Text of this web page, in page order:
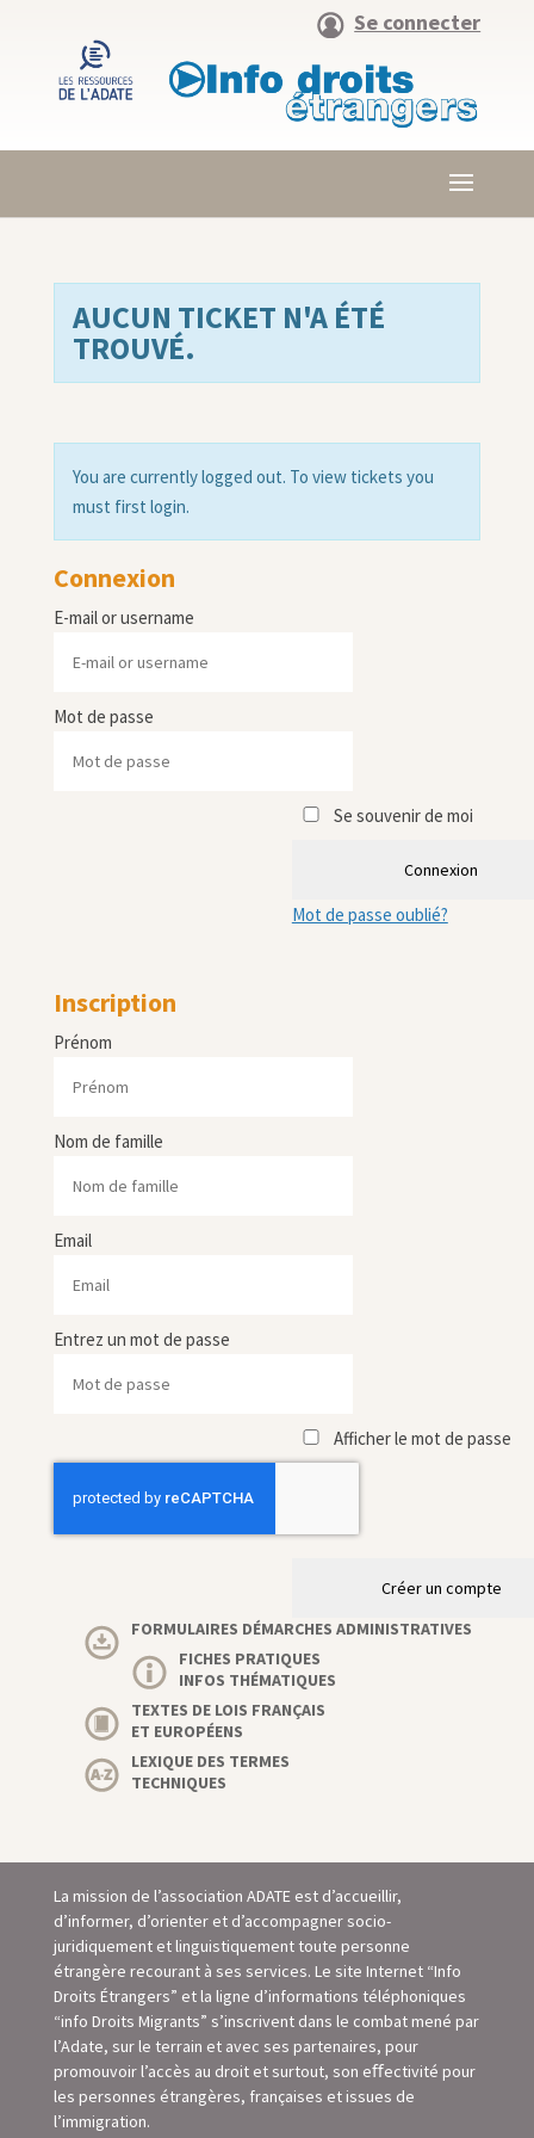
Se connecter
AUCUN TICKET N'A ÉTÉ
TROUVÉ.
You are currently logged out. To view tickets you
must first login.
Connexion
E-mail or username
Mot de passe
Se souvenir de moi
Connexion
Mot de passe oublié?
Inscription
Prénom
Nom de famille
Email
Entrez un mot de passe
Afficher le mot de passe
Créer un compte
FORMULAIRES DÉMARCHES ADMINISTRATIVES
FICHES PRATIQUES
INFOS THÉMATIQUES
TEXTES DE LOIS FRANÇAIS
ET EUROPÉENS
LEXIQUE DES TERMES
TECHNIQUES
La mission de l’association ADATE est d’accueillir,
d’informer, d’orienter et d’accompagner socio-
juridiquement et linguistiquement toute personne
étrangère recourant à ses services. Le site Internet “Info
Droits Étrangers” et la ligne d’informations téléphoniques
“info Droits Migrants” s’inscrivent dans le combat mené par
l’Adate, sur le terrain et avec ses partenaires, pour
promouvoir l’accès au droit et surtout, son eﬀectivité pour
les personnes étrangères, françaises et issues de
l’immigration.